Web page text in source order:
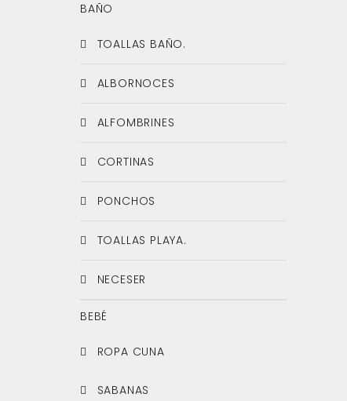
BAÑO
TOALLAS BAÑO.
ALBORNOCES
ALFOMBRINES
CORTINAS
PONCHOS
TOALLAS PLAYA.
NECESER
BEBÉ
ROPA CUNA
SABANAS